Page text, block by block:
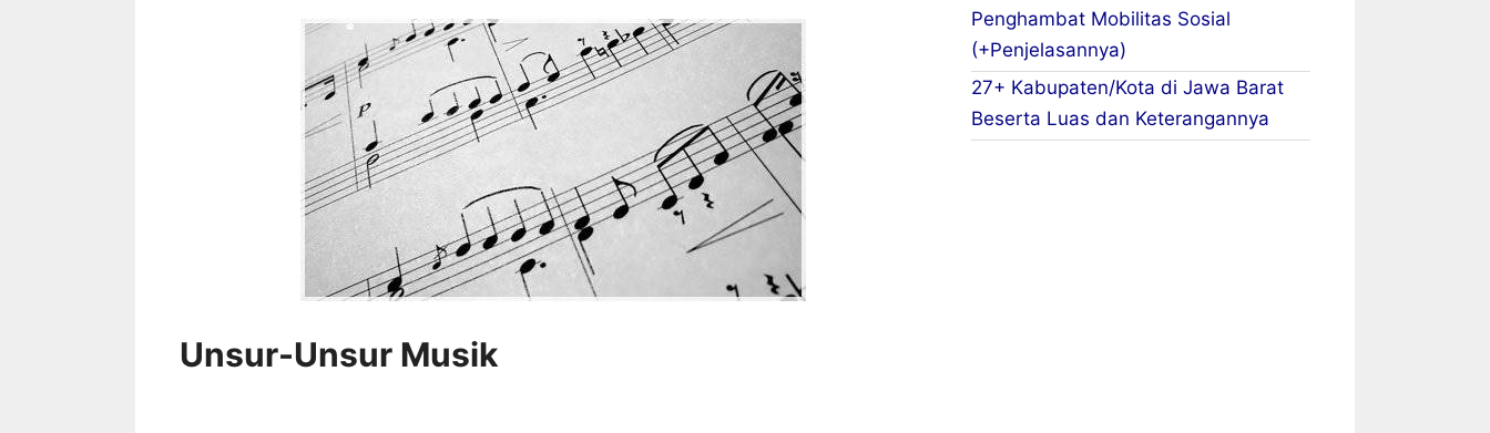
Unsur-Unsur Musik
Penghambat Mobilitas Sosial
(+Penjelasannya)
27+ Kabupaten/Kota di Jawa Barat
Beserta Luas dan Keterangannya